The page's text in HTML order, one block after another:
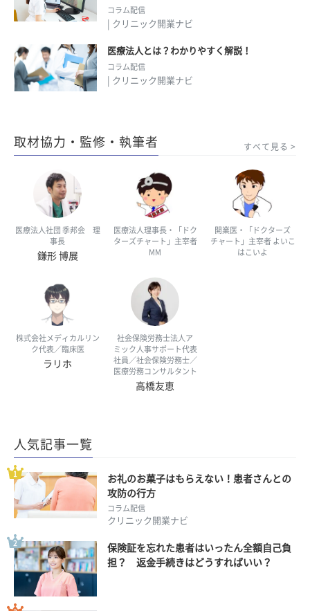
コラム配信
| クリニック開業ナビ
医療法人とは？わかりやすく解説！
コラム配信
| クリニック開業ナビ
取材協力・監修・執筆者 すべて見る
医療法人社団 季邦会 理
事長
鎌形 博展
医療法人理事長・「ドク
ターズチャート」主宰者
MM
開業医・「ドクターズ
チャート」主宰者 よいこ
はこいよ
株式会社メディカルリン
ク代表／臨床医
ラリホ
社会保険労務士法人ア
ミック人事サポート代表
社員／社会保険労務士／
医療労務コンサルタント
高橋友恵
人気記事一覧
お礼のお菓子はもらえない！患者さんとの
攻防の行方
コラム配信
クリニック開業ナビ
保険証を忘れた患者はいったん全額自己負
担？ 返金手続きはどうすればいい？